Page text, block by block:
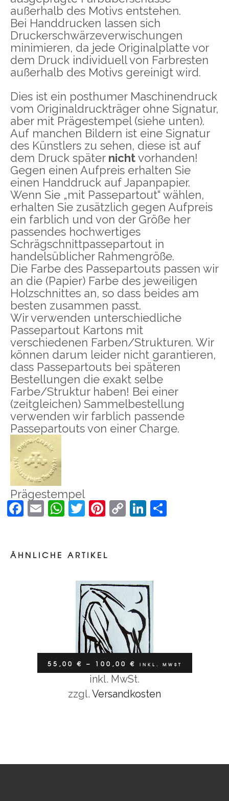
außerhalb des Motivs entstehen.
Bei Handdrucken lassen sich
Druckerschwärzeverwischungen
minimieren, da jede Originalplatte vor
dem Druck individuell von Farbresten
außerhalb des Motivs gereinigt wird.
Dies ist ein posthumer Maschinendruck
vom Originaldruckträger ohne Signatur,
aber mit Prägestempel (siehe unten).
Auf manchen Bildern ist eine Signatur
des Künstlers zu sehen, diese ist auf
dem Druck später nichtvorhanden!
Gegen einen Aufpreis erhalten Sie
einen Handdruck auf Japanpapier.
Wenn Sie „mit Passepartout“ wählen,
erhalten Sie zusätzlich gegen Aufpreis
ein farblich und von der Größe her
passendes hochwertiges
Schrägschnittpassepartout in
handelsüblicher Rahmengröße.
Die Farbe des Passepartouts passen wir
an die (Papier) Farbe des jeweiligen
Holzschnittes an, so dass beides am
besten zusammen passt.
Wir verwenden unterschiedliche
Passepartout Kartons mit
verschiedenen Farben/Strukturen. Wir
können darum leider nicht garantieren,
dass Passepartouts bei späteren
Bestellungen die exakt selbe
Farbe/Struktur haben! Bei einer
(zeitgleichen) Sammelbestellung
verwenden wir farblich passende
Passepartouts von einer Charge.
Prägestempel
Facebook
EmailWhatsApp
Twitter
Pinterest
CopyLinkedIn
ÄHNLICHE ARTIKEL
Ausführung wählen
ÄSENDE ANTILOPEN BEI NACHT
55,00€ – 100,00€ INKL. MWST
inkl. MwSt.
zzgl. Versandkosten